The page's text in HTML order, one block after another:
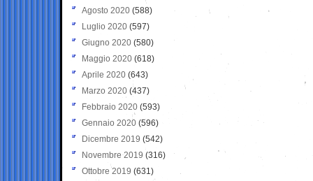
Agosto 2020 (588)
Luglio 2020 (597)
Giugno 2020 (580)
Maggio 2020 (618)
Aprile 2020 (643)
Marzo 2020 (437)
Febbraio 2020 (593)
Gennaio 2020 (596)
Dicembre 2019 (542)
Novembre 2019 (316)
Ottobre 2019 (631)